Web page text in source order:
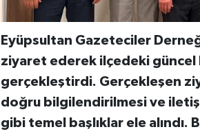
Eyüpsultan Gazeteciler
ziyaret ederek ilçedeki güncel
gerçekleştirdi. Gerçekleşen
doğru bilgilendirilmesi ve
gibi temel başlıklar ele alındı.